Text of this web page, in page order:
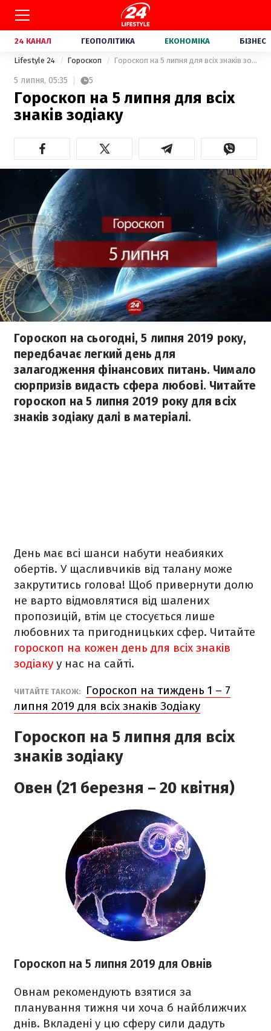
24 КАНАЛ ГЕОПОЛІТИКА ЕКОНОМІКА БІЗНЕС
Lifestyle 24 Гороскоп Гороскоп на 5 липня для всіх знаків зодіаку
5 липня, 05:35 5
Гороскоп на 5 липня для всіх
знаків зодіаку
Гороскоп на сьогодні, 5 липня 2019 року,
передбачає легкий день для
залагодження фінансових питань. Чимало
сюрпризів видасть сфера любові. Читайте
гороскоп на 5 липня 2019 року для всіх
знаків зодіаку далі в матеріалі.
День має всі шанси набути неабияких
обертів. У щасливчиків від талану може
закрутитись голова! Щоб привернути долю
не варто відмовлятися від шалених
пропозицій, втім це стосується лише
любовних та пригодницьких сфер. Читайте
гороскоп на кожен день для всіх знаків
зодіаку у нас на сайті.
ЧИТАЙТЕ ТАКОЖ:
Гороскоп на тиждень 1 – 7
липня 2019 для всіх знаків Зодіаку
Гороскоп на 5 липня для всіх
знаків зодіаку
Овен (21 березня – 20 квітня)
Гороскоп на 5 липня 2019 для Овнів
Овнам рекомендують взятися за
планування тижня чи хоча б найближчих
днів. Вкладені у цю сферу сили дадуть